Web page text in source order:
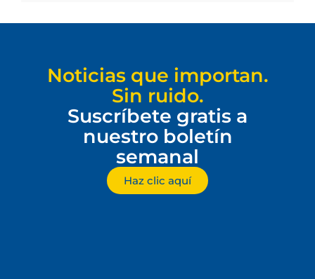
Noticias que importan.
Sin ruido.
Suscríbete gratis a
nuestro boletín
semanal
Haz clic aquí